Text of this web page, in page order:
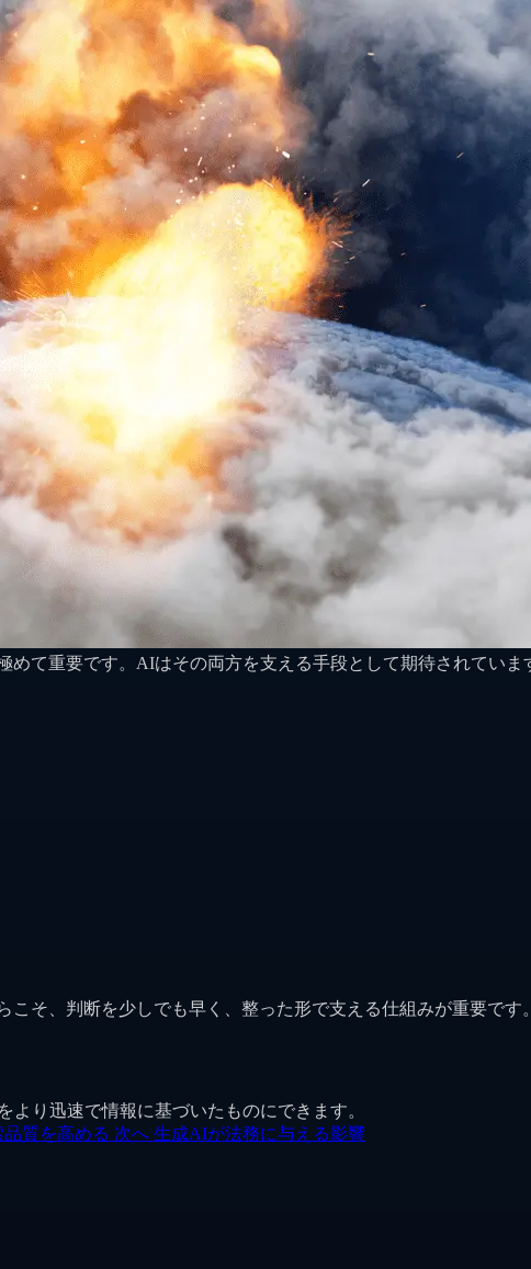
めて重要です。AIはその両方を支える手段として期待されていま
そ、判断を少しでも早く、整った形で支える仕組みが重要です
り迅速で情報に基づいたものにできます。
質を高める 次へ 生成AIが法務に与える影響